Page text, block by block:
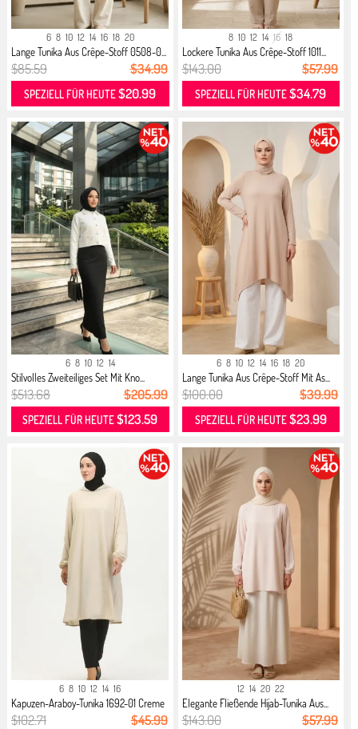
6 8 10 12 14 16 18 20
Lange Tunika Aus Crêpe-Stoff 0508-0...
$85.59 $34.99
SPEZIELL FÜR HEUTE$20.99
8 10 12 14 16 18
Lockere Tunika Aus Crêpe-Stoff 1011...
$143.00 $57.99
SPEZIELL FÜR HEUTE$34.79
6 8 10 12 14
Stilvolles Zweiteiliges Set Mit Kno...
$513.68 $205.99
SPEZIELL FÜR HEUTE$123.59
6 8 10 12 14 16 18 20
Lange Tunika Aus Crêpe-Stoff Mit As...
$100.00 $39.99
SPEZIELL FÜR HEUTE$23.99
6 8 10 12 14 16
Kapuzen-Araboy-Tunika 1692-01 Creme
$102.71 $45.99
12 14 20 22
Elegante Fließende Hijab-Tunika Aus...
$143.00 $57.99